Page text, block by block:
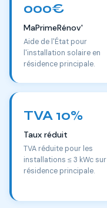
000€
MaPrimeRénov'
Aide de l'État pour
l'installation solaire en
résidence principale.
TVA 10%
Taux réduit
TVA réduite pour les
installations ≤ 3 kWc sur
résidence principale.